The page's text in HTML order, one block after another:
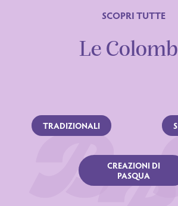
SCOPRI TUTTE
Le
TRADIZIONALI
CREAZIONI DI
PASQUA